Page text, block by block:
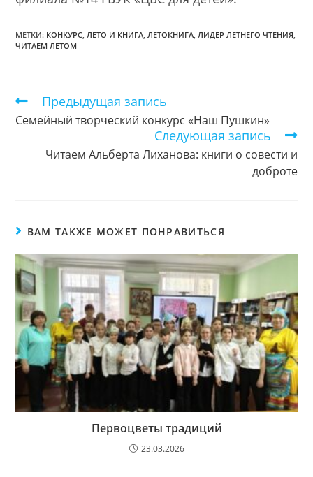
МЕТКИ: КОНКУРС, ЛЕТО И КНИГА, ЛЕТОКНИГА, ЛИДЕР ЛЕТНЕГО ЧТЕНИЯ,
ЧИТАЕМ ЛЕТОМ
Еще
статьи
Предыдущая запись
Семейный творческий конкурс «Наш Пушкин»
Следующая запись
Читаем Альберта Лиханова: книги о совести и
доброте
ВАМ ТАКЖЕ МОЖЕТ ПОНРАВИТЬСЯ
Первоцветы традиций
23.03.2026